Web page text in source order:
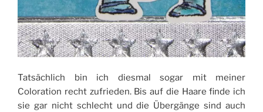
Tatsächlich bin ich diesmal sogar mit meiner
Coloration recht zufrieden. Bis auf die Haare finde ich
sie gar nicht schlecht und die Übergänge sind auch